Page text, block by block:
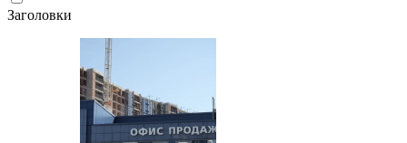
Заголовки